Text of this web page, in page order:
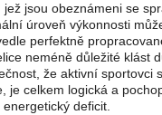
jež jsou obeznámeni se
úroveň výkonnosti
perfektně
neméně důležité klást
že aktivní sportovci
je celkem logická a
deficit.